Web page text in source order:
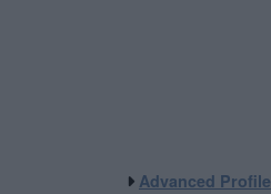
Advanced Profile